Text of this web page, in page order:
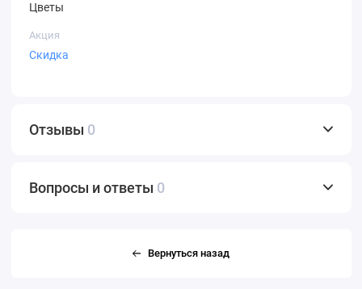
Цветы
Акция
Скидка
Отзывы 0
Вопросы и ответы 0
Вернуться назад